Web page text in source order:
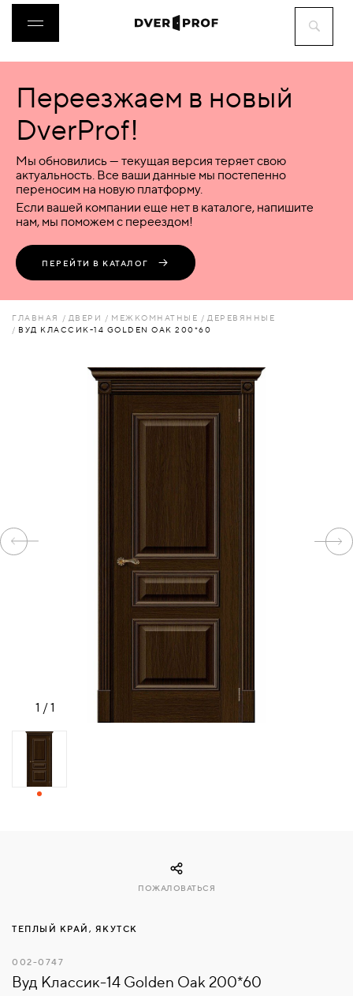
ДВЕРИ
ФУРНИТУРА
ВОРОТА
ПЕРЕГОРОДКИ
КОМПЛЕКТУЮЩИЕ
СТАТЬИ
С
НАМИ
Переезжаем в новый
DverProf!
Мы обновились — текущая версия теряет свою
актуальность. Все ваши данные мы постепенно
переносим на новую платформу.
Если вашей компании еще нет в каталоге, напишите
нам, мы поможем с переездом!
ПЕРЕЙТИ В КАТАЛОГ
ГЛАВНАЯ ДВЕРИ МЕЖКОМНАТНЫЕ
ДЕРЕВЯННЫЕ
ВУД КЛАССИК-14 GOLDEN OAK 200*60
1 /1
ТЕПЛЫЙ КРАЙ, ЯКУТСК
002-0747
Вуд Классик-14 Golden Oak 200*60
ПОЖАЛОВАТЬСЯ